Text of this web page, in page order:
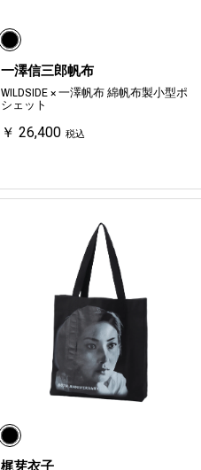
一澤信三郎帆布
WILDSIDE × 一澤帆布 綿帆布製小型ポ
シェット
￥ 26,400 税込
梶芽衣子